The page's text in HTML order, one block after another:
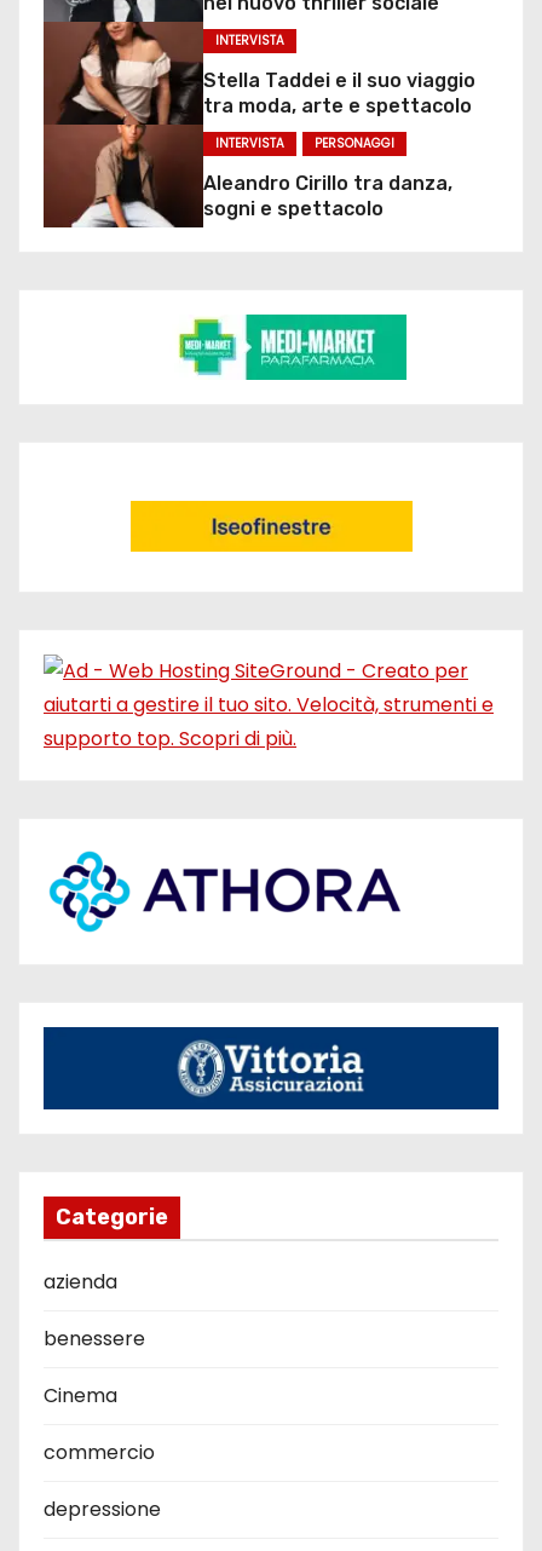
INTERVISTA
Stella Taddei e il suo viaggio
tra moda, arte e spettacolo
INTERVISTA PERSONAGGI
Aleandro Cirillo tra danza,
sogni e spettacolo
Categorie
azienda
benessere
Cinema
commercio
depressione